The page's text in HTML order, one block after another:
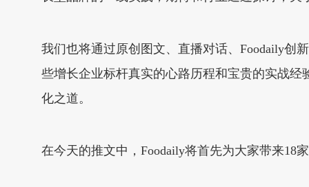
我们也将通过原创图文、直播对话、Foodaily创
些增长企业标杆真实的心路历程和宝贵的实战
化之道。
在今天的推文中，Foodaily将首先为大家带来18